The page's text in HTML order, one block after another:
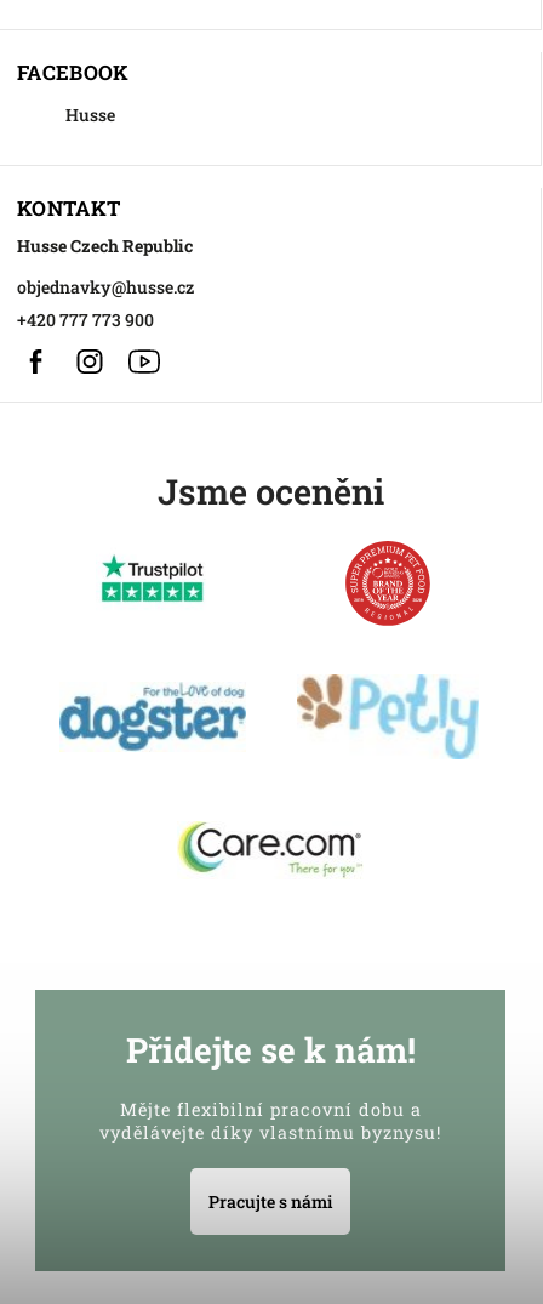
FACEBOOK
Husse
KONTAKT
Husse Czech Republic
objednavky@husse.cz
+420 777 773 900
FacebookInstagram
Jsme oceněni
Přidejte se k nám!
Mějte flexibilní pracovní dobu a
vydělávejte díky vlastnímu byznysu!
Pracujte s námi